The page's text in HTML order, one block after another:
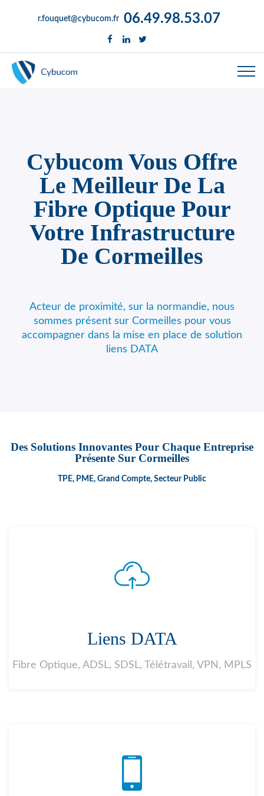
r.fouquet@cybucom.fr 06.49.98.53.07
Cybucom Vous Offre
Le Meilleur De La
Fibre Optique Pour
Votre Infrastructure
De Cormeilles
Acteur de proximité, sur la normandie, nous
sommes présent sur Cormeilles pour vous
accompagner dans la mise en place de solution
liens DATA
Des Solutions Innovantes Pour Chaque Entreprise
Présente Sur Cormeilles
TPE, PME, Grand Compte, Secteur Public
Liens DATA
Fibre Optique, ADSL, SDSL, Télétravail, VPN, MPLS